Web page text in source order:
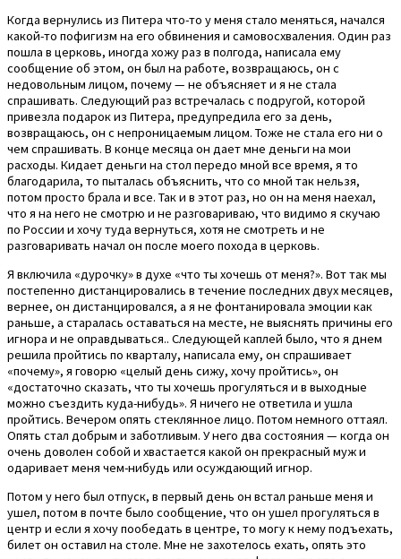
Когда вернулись из Питера что-то у меня стало меняться, начался
какой-то пофигизм на его обвинения и самовосхваления. Один раз
пошла в церковь, иногда хожу раз в полгода, написала ему
сообщение об этом, он был на работе, возвращаюсь, он с
недовольным лицом, почему — не объясняет и я не стала
спрашивать. Следующий раз встречалась с подругой, которой
привезла подарок из Питера, предупредила его за день,
возвращаюсь, он с непроницаемым лицом. Тоже не стала его ни о
чем спрашивать. В конце месяца он дает мне деньги на мои
расходы. Кидает деньги на стол передо мной все время, я то
благодарила, то пыталась объяснить, что со мной так нельзя,
потом просто брала и все. Так и в этот раз, но он на меня наехал,
что я на него не смотрю и не разговариваю, что видимо я скучаю
по России и хочу туда вернуться, хотя не смотреть и не
разговаривать начал он после моего похода в церковь.
Я включила «дурочку» в духе «что ты хочешь от меня?». Вот так мы
постепенно дистанцировались в течение последних двух месяцев,
вернее, он дистанцировался, а я не фонтанировала эмоции как
раньше, а старалась оставаться на месте, не выяснять причины его
игнора и не оправдываться.. Следующей каплей было, что я днем
решила пройтись по кварталу, написала ему, он спрашивает
«почему», я говорю «целый день сижу, хочу пройтись», он
«достаточно сказать, что ты хочешь прогуляться и в выходные
можно съездить куда-нибудь». Я ничего не ответила и ушла
пройтись. Вечером опять стеклянное лицо. Потом немного оттаял.
Опять стал добрым и заботливым. У него два состояния — когда он
очень доволен собой и хвастается какой он прекрасный муж и
одаривает меня чем-нибудь или осуждающий игнор.
Потом у него был отпуск, в первый день он встал раньше меня и
ушел, потом в почте было сообщение, что он ушел прогуляться в
центр и если я хочу пообедать в центре, то могу к нему подъехать,
билет он оставил на столе. Мне не захотелось ехать, опять это